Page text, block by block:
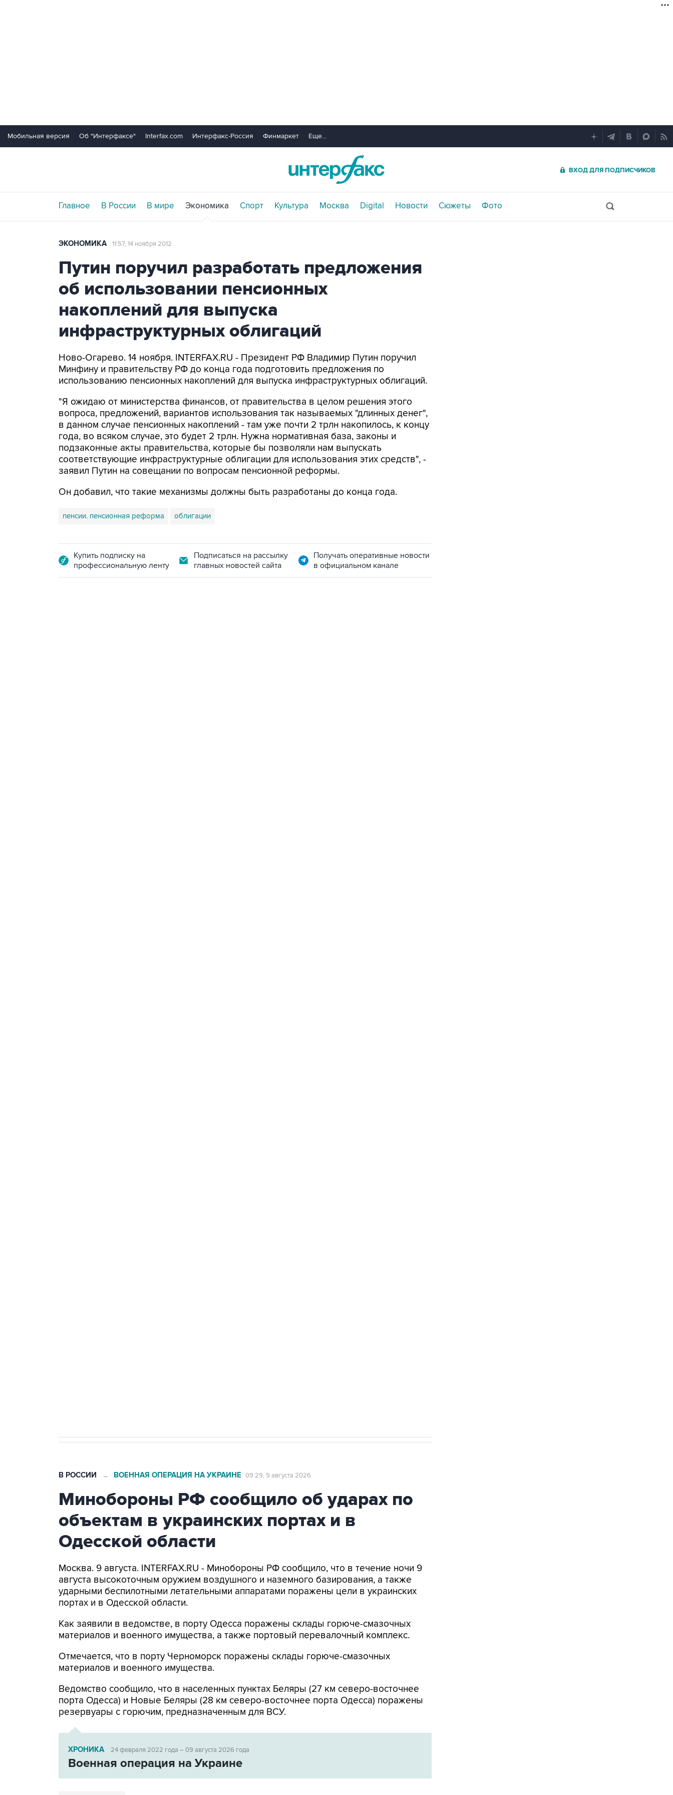
Мобильная версия Об "Интерфаксе" Interfax.com Интерфакс-Россия Финмаркет Еще...
ВХОД ДЛЯ ПОДПИСЧИКОВ
Главное В России В мире Экономика Спорт Культура Москва Digital Новости Сюжеты Фото
ЭКОНОМИКА 11:57, 14 ноября 2012
Путин поручил разработать предложения
об использовании пенсионных
накоплений для выпуска
инфраструктурных облигаций
Ново-Огарево. 14 ноября. INTERFAX.RU - Президент РФ Владимир Путин поручил
Минфину и правительству РФ до конца года подготовить предложения по
использованию пенсионных накоплений для выпуска инфраструктурных облигаций.
"Я ожидаю от министерства финансов, от правительства в целом решения этого
вопроса, предложений, вариантов использования так называемых "длинных денег",
в данном случае пенсионных накоплений - там уже почти 2 трлн накопилось, к концу
года, во всяком случае, это будет 2 трлн. Нужна нормативная база, законы и
подзаконные акты правительства, которые бы позволяли нам выпускать
соответствующие инфраструктурные облигации для использования этих средств", -
заявил Путин на совещании по вопросам пенсионной реформы.
Он добавил, что такие механизмы должны быть разработаны до конца года.
пенсии. пенсионная реформа облигации
Купить подписку на
профессиональную ленту
Подписаться на рассылку
главных новостей сайта
Получать оперативные новости
в официальном канале
В РОССИИ → ВОЕННАЯ ОПЕРАЦИЯ НА УКРАИНЕ 09:29, 9 августа 2026
Минобороны РФ сообщило об ударах по
объектам в украинских портах и в
Одесской области
Москва. 9 августа. INTERFAX.RU - Минобороны РФ сообщило, что в течение ночи 9
августа высокоточным оружием воздушного и наземного базирования, а также
ударными беспилотными летательными аппаратами поражены цели в украинских
портах и в Одесской области.
Как заявили в ведомстве, в порту Одесса поражены склады горюче-смазочных
материалов и военного имущества, а также портовый перевалочный комплекс.
Отмечается, что в порту Черноморск поражены склады горюче-смазочных
материалов и военного имущества.
Ведомство сообщило, что в населенных пунктах Беляры (27 км северо-восточнее
порта Одесса) и Новые Беляры (28 км северо-восточнее порта Одесса) поражены
резервуары с горючим, предназначенным для ВСУ.
ХРОНИКА 24 февраля 2022 года – 09 августа 2026 года
Военная операция на Украине